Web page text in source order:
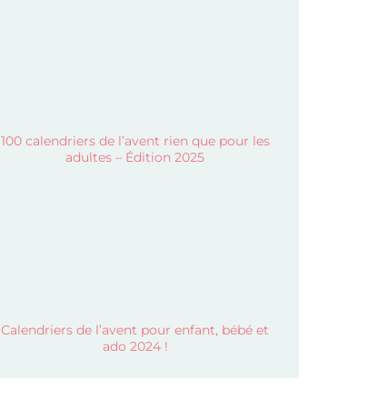
100 calendriers de l’avent rien que pour les
adultes – Édition 2025
Calendriers de l’avent pour enfant, bébé et
ado 2024 !